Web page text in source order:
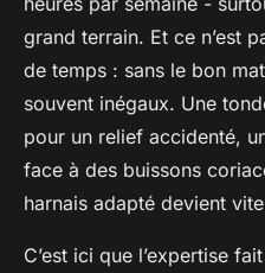
grand terrain. Et ce n’est
de temps : sans le bon
souvent inégaux. Une
pour un relief accidenté,
face à des buissons
harnais adapté devient
C’est ici que l’expertise